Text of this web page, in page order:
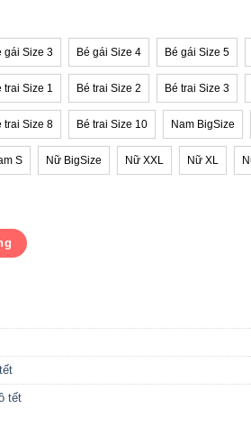
gái Size 3 Bé gái Size 4 Bé gái Size 5
trai Size 1 Bé trai Size 2 Bé trai Size 3
trai Size 8 Bé trai Size 10 Nam BigSize
S Nữ BigSize Nữ XXL Nữ XL
2024 số lượng
tết